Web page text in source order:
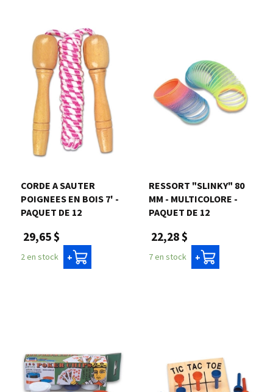
CORDE A SAUTER
POIGNEES EN BOIS 7' -
PAQUET DE 12
29,65 $
2 en stock +
RESSORT "SLINKY" 80
MM - MULTICOLORE -
PAQUET DE 12
22,28 $
7 en stock +